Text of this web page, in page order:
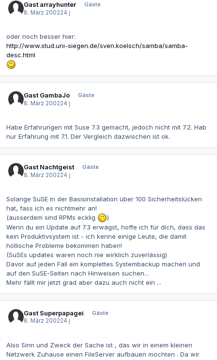
Gast arrayhunter
Gäste
8. März 200224 j
oder noch besser hier:
http://www.stud.uni-siegen.de/sven.koelsch/samba/samba-
desc.html
Gast GambaJo
Gäste
8. März 200224 j
Habe Erfahrungen mit Suse 7.3 gemacht, jedoch nicht mit 7.2. Hab
nur Erfahrung mit 7.1. Der Vergleich dazwischen ist ok.
Gast Nachtgeist
Gäste
8. März 200224 j
Solange SuSE in der Basisinstallation über 100 Sicherheitslücken
hat, fass ich es nichtmehr an!
(ausserdem sind RPMs ecklig
)
Wenn du ein Update auf 7.3 erwägst, hoffe ich für dich, dass das
kein Produktivsystem ist - ich kenne einige Leute, die damit
höllische Probleme bekommen haben!
(SuSEs updates waren noch nie wirklich zuverlässig)
Davor auf jeden Fall ein komplettes Systembackup machen und
auf den SuSE-Seiten nach Hinweisen suchen...
Mehr fällt mir jetzt grad aber dazu auch nicht ein ...
Gast Superpapagei
Gäste
8. März 200224 j
Also Sinn und Zweck der Sache ist , das wir in einem kleinen
Netzwerk Zuhause einen FileServer aufbauen möchten . Da wir